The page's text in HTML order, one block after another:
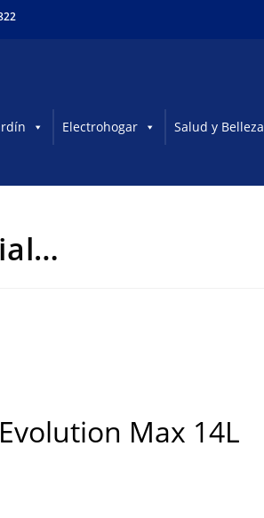
Electrohogar Salud y Belleza
Max 14L